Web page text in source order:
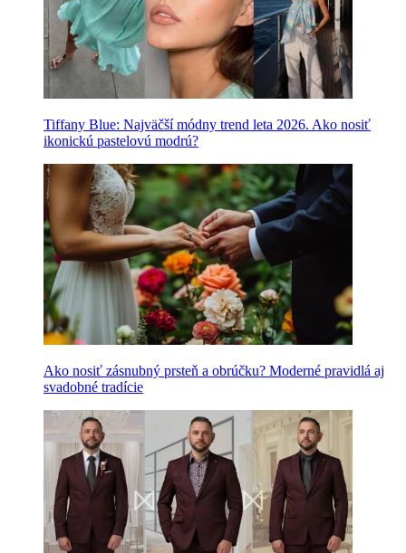
Tiffany Blue: Najväčší módny trend leta 2026. Ako nosiť
ikonickú pastelovú modrú?
Ako nosiť zásnubný prsteň a obrúčku? Moderné pravidlá aj
svadobné tradície